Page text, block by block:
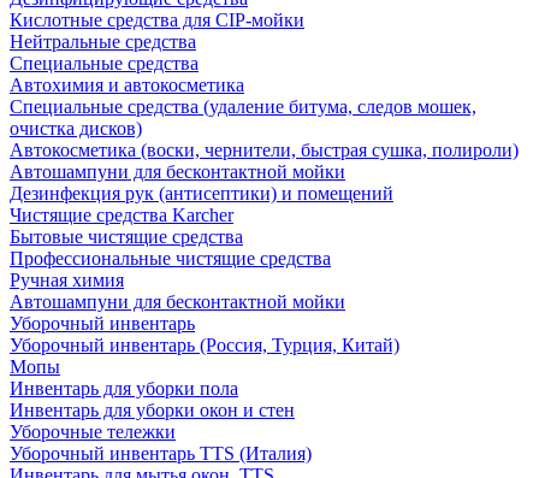
Кислотные средства для CIP-мойки
Нейтральные средства
Специальные средства
Автохимия и автокосметика
Специальные средства (удаление битума, следов мошек,
очистка дисков)
Автокосметика (воски, чернители, быстрая сушка, полироли)
Автошампуни для бесконтактной мойки
Дезинфекция рук (антисептики) и помещений
Чистящие средства Karcher
Бытовые чистящие средства
Профессиональные чистящие средства
Ручная химия
Автошампуни для бесконтактной мойки
Уборочный инвентарь
Уборочный инвентарь (Россия, Турция, Китай)
Мопы
Инвентарь для уборки пола
Инвентарь для уборки окон и стен
Уборочные тележки
Уборочный инвентарь TTS (Италия)